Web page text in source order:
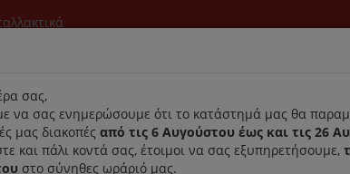
σας,
να σας ενημερώσουμε ότι το κατάστημά μας θα
μας διακοπές από τις 6 Αυγούστου έως και τις 26
και πάλι κοντά σας, έτοιμοι να σας εξυπηρετήσουμε,
στο σύνηθες ωράριό μας.